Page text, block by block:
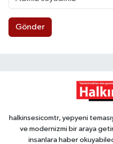
Gönder
halkinsesicomtr, yepyeni
ve modernizmi bir araya
insanlara haber